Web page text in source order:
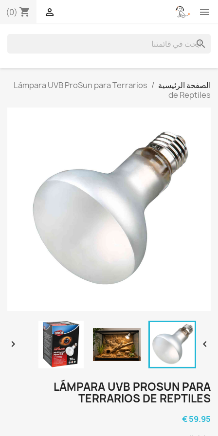

shopping_cart
(0) 
search
الصفحة الرئيسية
Lámpara UVB ProSun para Terrarios
de Reptiles


LÁMPARA UVB PROSUN PARA
TERRARIOS DE REPTILES
59.95 €